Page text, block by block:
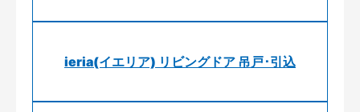
ieria(イエリア) リビングドア 吊戸･引込